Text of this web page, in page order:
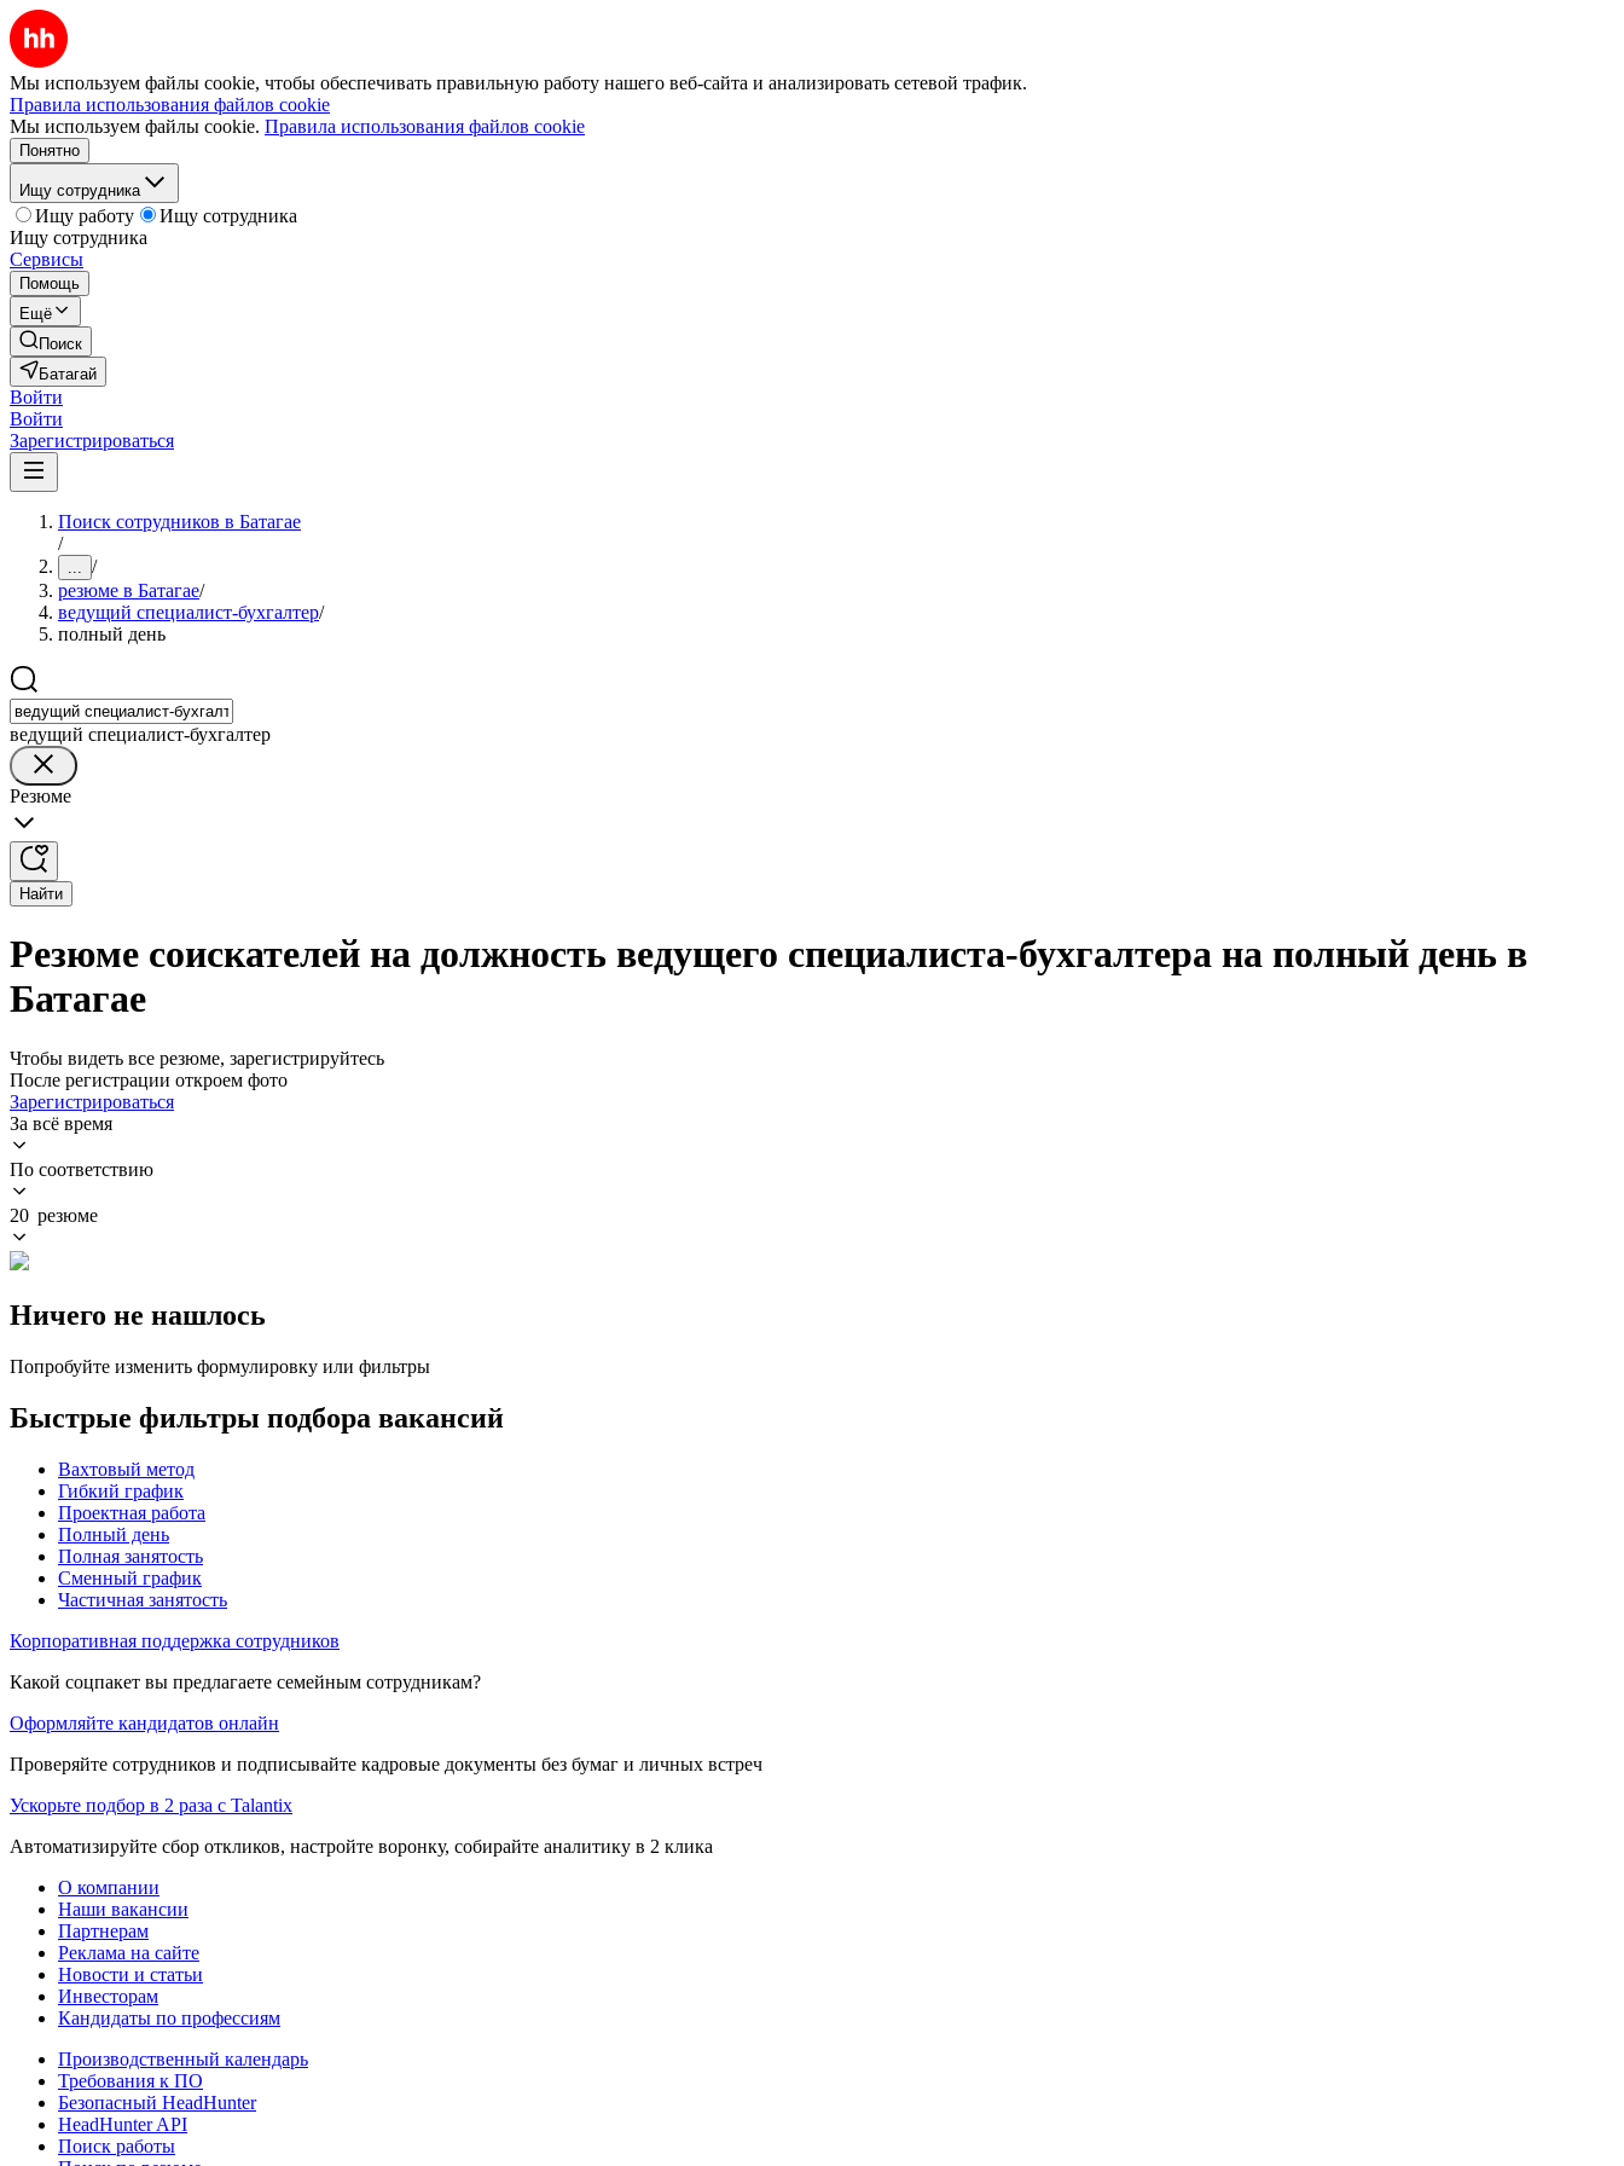
Мы используем файлы cookie, чтобы обеспечивать правильную работу нашего веб-сайта и анализировать сетевой трафик.
Правила использования файлов cookie
Мы используем файлы cookie. Правила использования файлов cookie
Понятно
Ищу сотрудника
Ищу работу
Ищу сотрудника
Ищу сотрудника
Сервисы
Помощь
Ещё
Поиск
Батагай
Войти
Войти
Зарегистрироваться
Поиск сотрудников в Батагае
/
... /
резюме в Батагае/
ведущий специалист-бухгалтер/
полный день
ведущий специалист-бухгалтер
Резюме
Найти
Резюме соискателей на должность ведущего специалиста-бухгалтера на полный день в
Батагае
Чтобы видеть все резюме, зарегистрируйтесь
После регистрации откроем фото
Зарегистрироваться
За всё время
По соответствию
20 резюме
Ничего не нашлось
Попробуйте изменить формулировку или фильтры
Быстрые фильтры подбора вакансий
Вахтовый метод
Гибкий график
Проектная работа
Полный день
Полная занятость
Сменный график
Частичная занятость
Корпоративная поддержка сотрудников
Какой соцпакет вы предлагаете семейным сотрудникам?
Оформляйте кандидатов онлайн
Проверяйте сотрудников и подписывайте кадровые документы без бумаг и личных встреч
Ускорьте подбор в 2 раза с Talantix
Автоматизируйте сбор откликов, настройте воронку, собирайте аналитику в 2 клика
О компании
Наши вакансии
Партнерам
Реклама на сайте
Новости и статьи
Инвесторам
Кандидаты по профессиям
Производственный календарь
Требования к ПО
Безопасный HeadHunter
HeadHunter API
Поиск работы